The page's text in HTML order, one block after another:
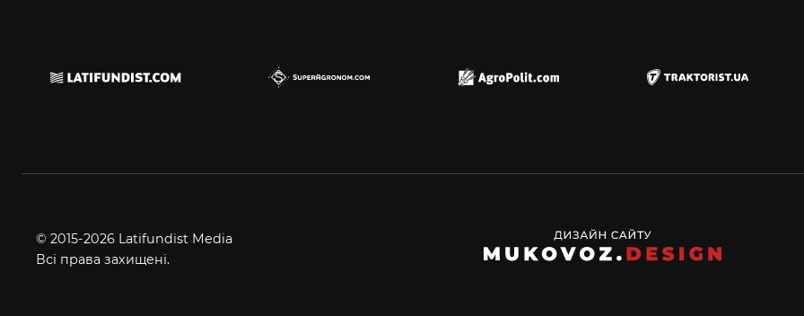
© 2015-2026 Latifundist Media
Всі права захищені.